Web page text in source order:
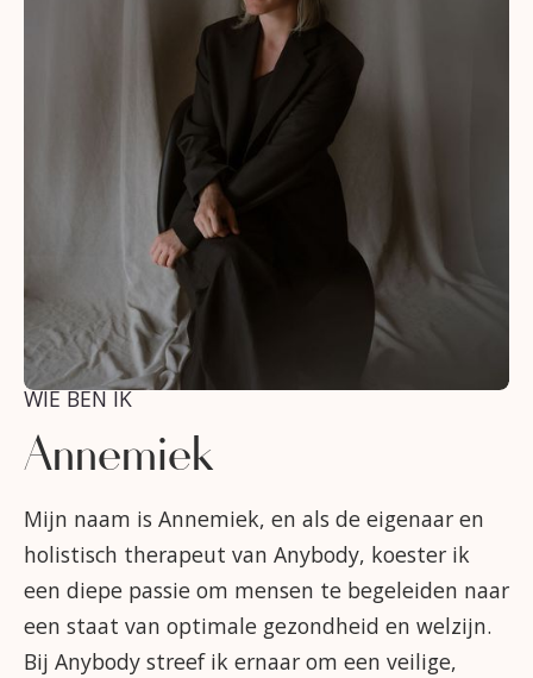
WIE BEN IK
Annemiek
Mijn naam is Annemiek, en als de eigenaar en
holistisch therapeut van Anybody, koester ik
een diepe passie om mensen te begeleiden naar
een staat van optimale gezondheid en welzijn.
Bij Anybody streef ik ernaar om een veilige,